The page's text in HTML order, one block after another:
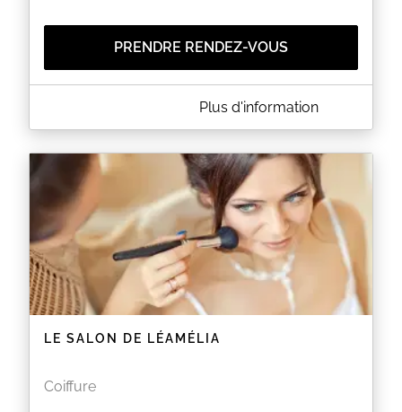
PRENDRE RENDEZ-VOUS
A PROPOS DE TAHITI SUN AVIGNON
Nous vous proposons 10 cabines Ergoline du 500
Nos esthéticiennes vous conseillent en fonction de
votre phototype de peau.
Nous vous proposons également une large gamme
de soins et un salon de coiffure.
Nous travaillons avec la marque BAIJA et
BIORGANIA pour les soins du corps et du visage,
avec les marques OPI et Indigo pour l'onglerie.
La marque LOREAL est utlisée dans notre salon de
coiffure.
EN SAVOIR PLUS
Plus d'information
LE SALON DE LÉAMÉLIA
Coiffure